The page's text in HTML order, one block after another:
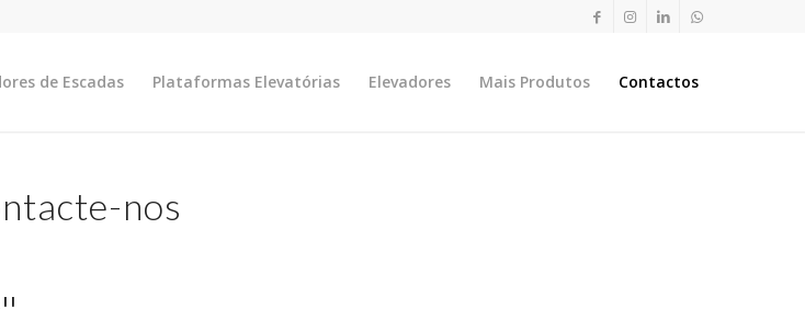
de Escadas Plataformas Elevatórias Elevadores Mais Produtos Contactos
nos